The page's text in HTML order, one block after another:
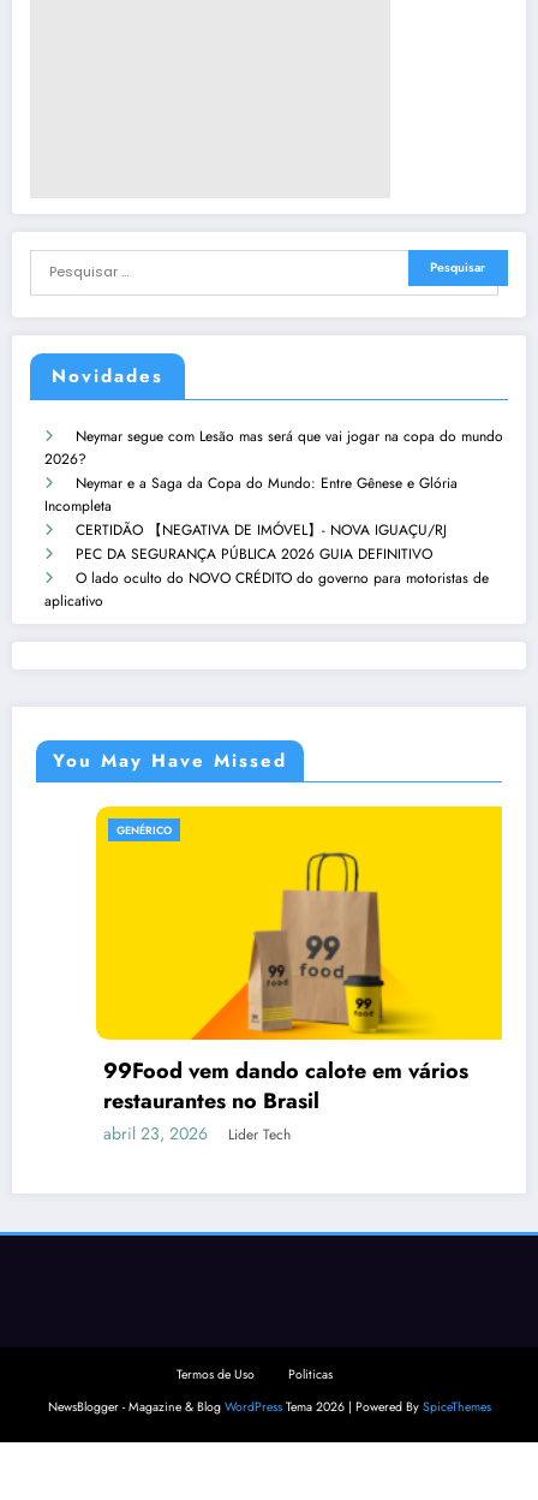
Novidades
Neymar segue com Lesão mas será que vai jogar na copa do mundo
2026?
Neymar e a Saga da Copa do Mundo: Entre Gênese e Glória
Incompleta
CERTIDÃO 【NEGATIVA DE IMÓVEL】- NOVA IGUAÇU/RJ
PEC DA SEGURANÇA PÚBLICA 2026 GUIA DEFINITIVO
O lado oculto do NOVO CRÉDITO do governo para motoristas de
aplicativo
You May Have Missed
GENÉRICO
99Food vem dando calote em vários
restaurantes no Brasil
abril 23, 2026 Lider Tech
Termos de Uso
Politicas
NewsBlogger - Magazine & Blog WordPressTema 2026 | Powered By SpiceThemes